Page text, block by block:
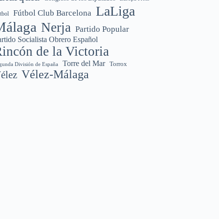
Fútbol Club Barcelona LaLiga
Nerja Partido Popular
Socialista Obrero Español
de la Victoria
División de España Torre del Mar Torrox
Vélez-Málaga